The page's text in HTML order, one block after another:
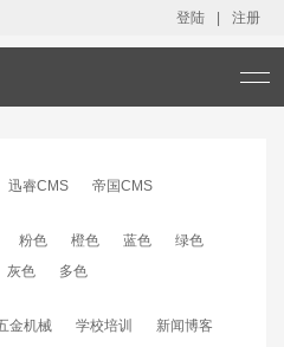
登陆 注册
迅睿CMS 帝国CMS
粉色 橙色 蓝色
绿色
灰色 多色
金机械 学校培训
新闻博客